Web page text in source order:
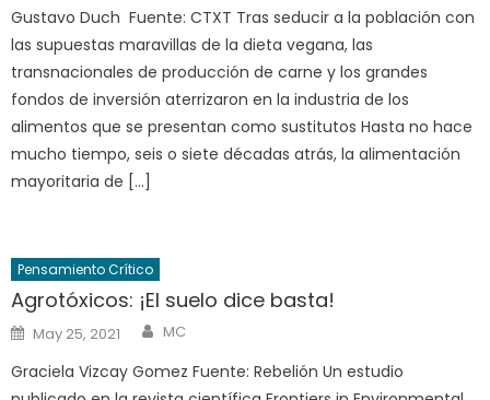
Gustavo Duch Fuente: CTXT Tras seducir a la población con
las supuestas maravillas de la dieta vegana, las
transnacionales de producción de carne y los grandes
fondos de inversión aterrizaron en la industria de los
alimentos que se presentan como sustitutos Hasta no hace
mucho tiempo, seis o siete décadas atrás, la alimentación
mayoritaria de […]
Pensamiento Crítico
Agrotóxicos: ¡El suelo dice basta!
Posted
on
May 25, 2021 Author
MC
Graciela Vizcay Gomez Fuente: Rebelión Un estudio